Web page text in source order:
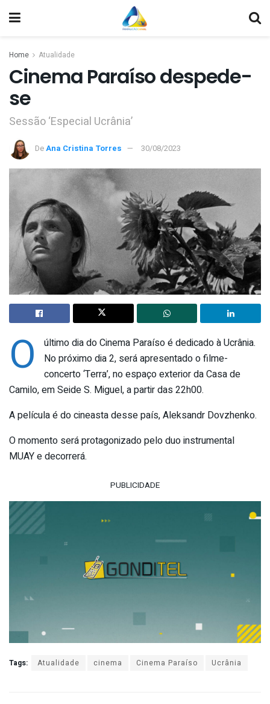
Home Atualidade
Cinema Paraíso despede-
se
Sessão ‘Especial Ucrânia’
DeAna Cristina Torres 30/08/2023
O
último dia do Cinema Paraíso é dedicado à Ucrânia.
No próximo dia 2, será apresentado o filme-
concerto ‘Terra’, no espaço exterior da Casa de
Camilo, em Seide S. Miguel, a partir das 22h00.
A película é do cineasta desse país, Aleksandr Dovzhenko.
O momento será protagonizado pelo duo instrumental
MUAY e decorrerá.
PUBLICIDADE
Tags: Atualidade cinema Cinema Paraíso Ucrânia